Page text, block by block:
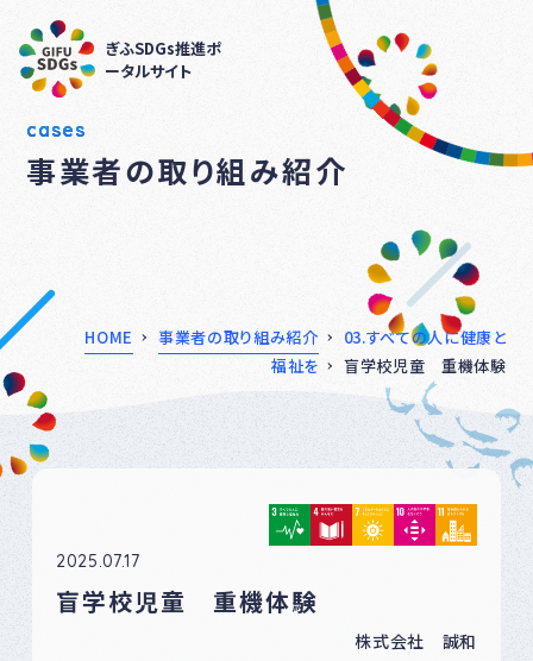
ぎふSDGs推進ポ
ータルサイト
cases
事業者の取り組み紹介
HOME 事業者の取り組み紹介
03.すべての人に健康と
福祉を
盲学校児童 重機体験
2025.07.17
盲学校児童 重機体験
株式会社 誠和